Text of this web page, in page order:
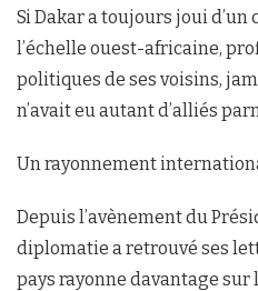
Si Dakar a toujours joui
l’échelle ouest-africaine,
politiques de ses voisins,
n’avait eu autant d’alliés
Un rayonnement
Depuis l’avènement du
diplomatie a retrouvé ses
pays rayonne davantage